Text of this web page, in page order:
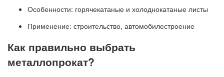
Особенности: горячекатаные и холоднокатаные листы
Применение: строительство, автомобилестроение
Как правильно выбрать
металлопрокат?